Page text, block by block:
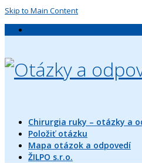
Skip to Main Content
Chirurgia ruky – otázky a
Položiť otázku
Mapa otázok a odpovedí
ŽILPO s.r.o.